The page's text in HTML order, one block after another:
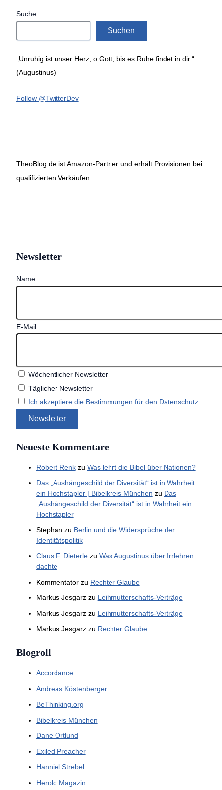
Suche
Suchen
„Unruhig ist unser Herz, o Gott, bis es Ruhe findet in dir.“
(Augustinus)
Follow @TwitterDev
TheoBlog.de ist Amazon-Partner und erhält Provisionen bei
qualifizierten Verkäufen.
Newsletter
Name
E-Mail
Wöchentlicher Newsletter
Täglicher Newsletter
Ich akzeptiere die Bestimmungen für den Datenschutz
Neueste Kommentare
Robert Renkzu Was lehrt die Bibel über Nationen?
Das „Aushängeschild der Diversität“ ist in Wahrheit
ein Hochstapler | Bibelkreis München zu Das
„Aushängeschild der Diversität“ ist in Wahrheit ein
Hochstapler
Stephan zu Berlin und die Widersprüche der
Identitätspolitik
Claus F. Dieterlezu Was Augustinus über Irrlehren
dachte
Kommentatorzu Rechter Glaube
Markus Jesgarzzu Leihmutterschafts-Verträge
Markus Jesgarzzu Leihmutterschafts-Verträge
Markus Jesgarzzu Rechter Glaube
Blogroll
Accordance
Andreas Köstenberger
BeThinking.org
Bibelkreis München
Dane Ortlund
Exiled Preacher
Hanniel Strebel
Herold Magazin